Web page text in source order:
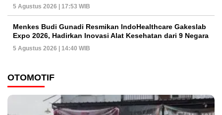
5 Agustus 2026 | 17:53 WIB
Menkes Budi Gunadi Resmikan IndoHealthcare Gakeslab
Expo 2026, Hadirkan Inovasi Alat Kesehatan dari 9 Negara
5 Agustus 2026 | 14:40 WIB
OTOMOTIF